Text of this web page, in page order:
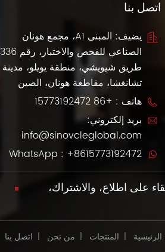
اتصل بنا
يضيف: المبنى A1، مجمع هونان
الصناعي للفحص والاختبار، رقم 336
طريق شيويشي، منطقة يويلو، مدينة
تشانغشا، مقاطعة هونان، الصين
هاتف : +86 15773192472
بريد إلكتروني:
info@sinovcleglobal.com
WhatsApp : +8615773192472
على اطلاع، والاشتراك،
| المنتجات | من نحن | اتصل بنا